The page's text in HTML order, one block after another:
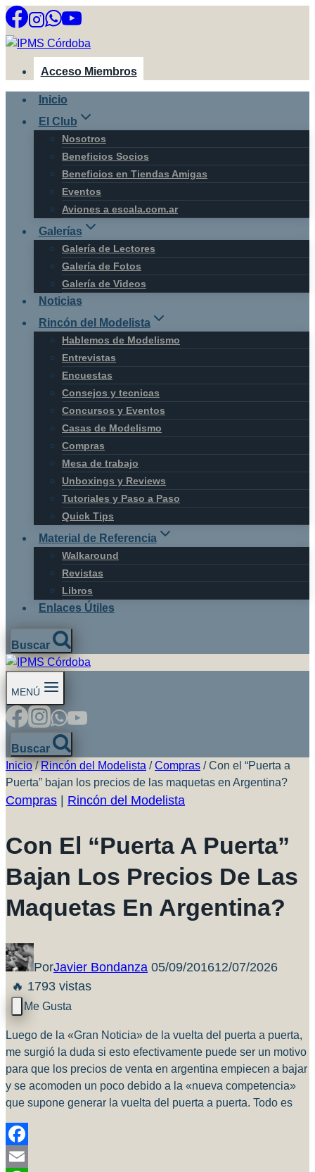
Saltar
al
contenido
Acceso Miembros
Inicio
El Club
Nosotros
Beneficios Socios
Beneficios en Tiendas Amigas
Eventos
Aviones a escala.com.ar
Galerías
Galería de Lectores
Galería de Fotos
Galería de Videos
Noticias
Rincón del Modelista
Hablemos de Modelismo
Entrevistas
Encuestas
Consejos y tecnicas
Concursos y Eventos
Casas de Modelismo
Compras
Mesa de trabajo
Unboxings y Reviews
Tutoriales y Paso a Paso
Quick Tips
Material de Referencia
Walkaround
Revistas
Libros
Enlaces Útiles
Buscar
MENÚ
Buscar
Inicio / Rincón del Modelista / Compras / Con el “Puerta a
Puerta” bajan los precios de las maquetas en Argentina?
Compras Rincón del Modelista
Con El “Puerta A Puerta”
Bajan Los Precios De Las
Maquetas En Argentina?
PorJavier Bondanza 05/09/201612/07/2026
🔥 1793 vistas
Luego de la «Gran Noticia» de la vuelta del puerta a puerta,
me surgió la duda si esto efectivamente puede ser un motivo
para que los precios de venta en argentina empiecen a bajar
y se acomoden un poco debido a la «nueva competencia»
que supone generar la vuelta del puerta a puerta. Todo es
Facebook